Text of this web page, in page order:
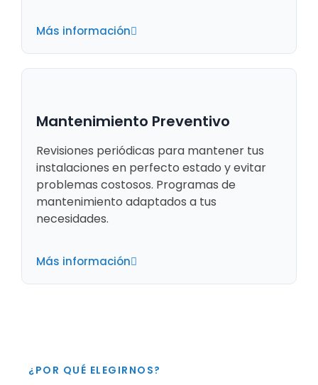
Más información
Mantenimiento Preventivo
Revisiones periódicas para mantener tus
instalaciones en perfecto estado y evitar
problemas costosos. Programas de
mantenimiento adaptados a tus
necesidades.
Más información
¿POR QUÉ ELEGIRNOS?